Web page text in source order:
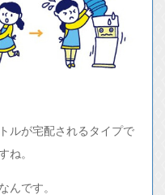
ルが宅配されるタイプで
ね。
んです。